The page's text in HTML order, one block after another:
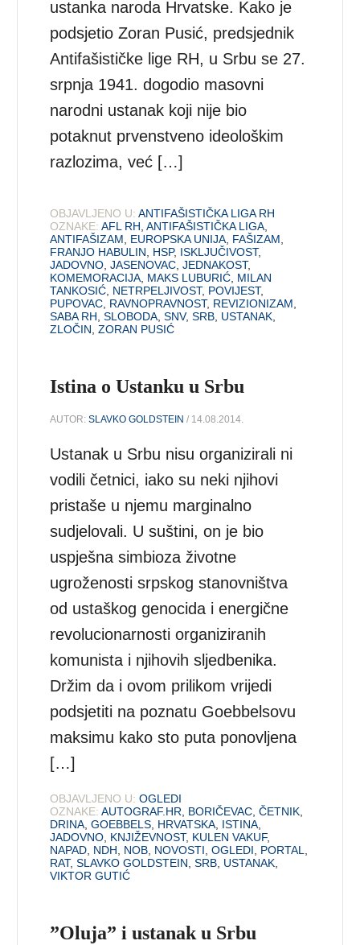
ustanka naroda Hrvatske. Kako je
podsjetio Zoran Pusić, predsjednik
Antifašističke lige RH, u Srbu se 27.
srpnja 1941. dogodio masovni
narodni ustanak koji nije bio
potaknut prvenstveno ideološkim
razlozima, već […]
OBJAVLJENO U: ANTIFAŠISTIČKA LIGA RH
OZNAKE: AFL RH,ANTIFAŠISTIČKA LIGA,
ANTIFAŠIZAM, EUROPSKA UNIJA, FAŠIZAM,
FRANJO HABULIN, HSP, ISKLJUČIVOST,
JADOVNO,JASENOVAC,JEDNAKOST,
KOMEMORACIJA, MAKS LUBURIĆ, MILAN
TANKOSIĆ, NETRPELJIVOST, POVIJEST,
PUPOVAC, RAVNOPRAVNOST, REVIZIONIZAM,
SABA RH,SLOBODA,SNV,SRB, USTANAK,
ZLOČIN,ZORAN PUSIĆ
Istina o Ustanku u Srbu
AUTOR:SLAVKO GOLDSTEIN / 14.08.2014.
Ustanak u Srbu nisu organizirali ni
vodili četnici, iako su neki njihovi
pristaše u njemu marginalno
sudjelovali. U suštini, on je bio
uspješna simbioza životne
ugroženosti srpskog stanovništva
od ustaškog genocida i energične
revolucionarnosti organiziranih
komunista i njihovih sljedbenika.
Držim da i ovom prilikom vrijedi
podsjetiti na poznatu Goebbelsovu
maksimu kako sto puta ponovljena
[…]
OBJAVLJENO U: OGLEDI
OZNAKE: AUTOGRAF.HR, BORIČEVAC,ČETNIK,
DRINA,GOEBBELS, HRVATSKA, ISTINA,
JADOVNO, KNJIŽEVNOST, KULEN VAKUF,
NAPAD, NDH, NOB, NOVOSTI,OGLEDI, PORTAL,
RAT,SLAVKO GOLDSTEIN,SRB, USTANAK,
VIKTOR GUTIĆ
”Oluja” i ustanak u Srbu